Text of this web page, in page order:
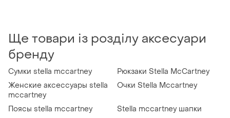
Ще товари із розділу аксесуари
бренду
Сумки stella mccartney
Рюкзаки Stella McCartney
Женские аксессуары stella
mccartney
Очки Stella Mccartney
Поясы stella mccartney Stella mccartney шапки